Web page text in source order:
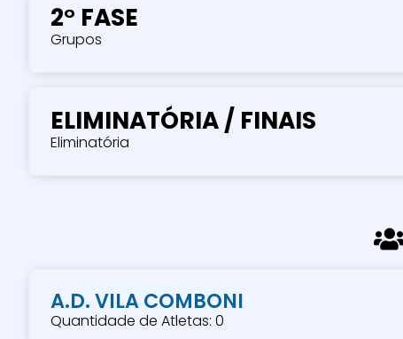
2° FASE
Grupos
ELIMINATÓRIA / FINAIS
Eliminatória
A.D. VILA COMBONI
Quantidade de Atletas: 0